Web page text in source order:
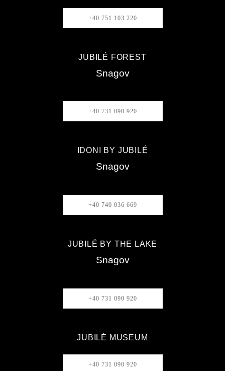
+40 751 103 220
JUBILÉ FOREST
Snagov
+40 731 090 920
IDONI BY JUBILÉ
Snagov
+40 740 036 669
JUBILÉ BY THE LAKE
Snagov
+40 731 090 920
JUBILÉ MUSEUM
+40 731 090 920